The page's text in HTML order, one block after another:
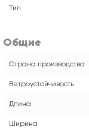
Тип
Общие
Страна производства
Ветроустойчивость
Длина
Ширина